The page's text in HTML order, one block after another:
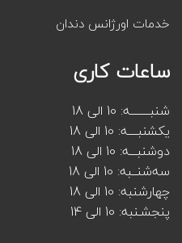
خدمات اورژانس دندان
ساعات کاری
شنبــــــــه: 10 الی 18
یکشنبــــه: 10 الی 18
دوشنبـــه: 10 الی 18
سه‌شنــبه: 10 الی 18
چهارشنبه: 10 الی 18
پنجشـنبه: 10 الی 14